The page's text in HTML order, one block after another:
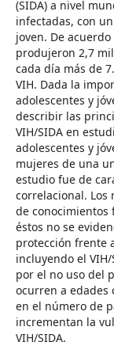
(SIDA) a nivel
infectadas, con
joven. De
produjeron 2,7
cada día más de
VIH. Dada la
adolescentes y
describir las
VIH/SIDA en
adolescentes y
mujeres de una
estudio fue de
correlacional. Los
de conocimientos
éstos no se
protección frente
incluyendo el
por el no uso del
ocurren a edades
en el número de
incrementan la
VIH/SIDA.